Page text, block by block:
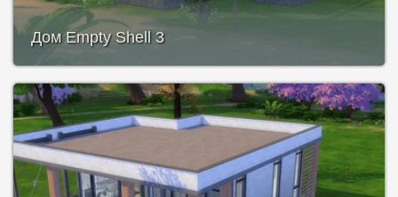
Дом Empty Shell 3